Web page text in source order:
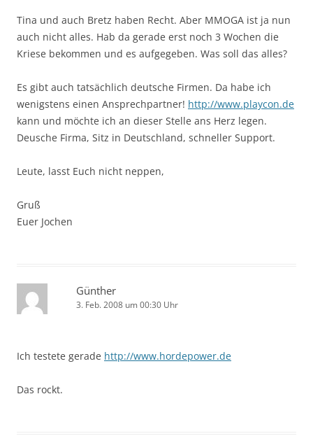
Tina und auch Bretz haben Recht. Aber MMOGA ist ja nun
auch nicht alles. Hab da gerade erst noch 3 Wochen die
Kriese bekommen und es aufgegeben. Was soll das alles?
Es gibt auch tatsächlich deutsche Firmen. Da habe ich
wenigstens einen Ansprechpartner! http://www.playcon.de
kann und möchte ich an dieser Stelle ans Herz legen.
Deusche Firma, Sitz in Deutschland, schneller Support.
Leute, lasst Euch nicht neppen,
Gruß
Euer Jochen
Günther
3. Feb. 2008 um 00:30 Uhr
Ich testete gerade http://www.hordepower.de
Das rockt.